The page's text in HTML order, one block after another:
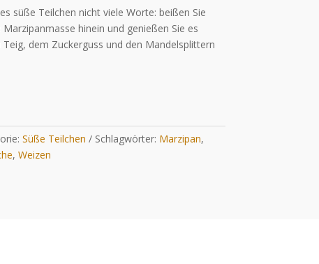
süße Teilchen nicht viele Worte: beißen Sie
hinein und genießen Sie es
dem Zuckerguss und den Mandelsplittern
Süße Teilchen Schlagwörter: Marzipan,
, Weizen